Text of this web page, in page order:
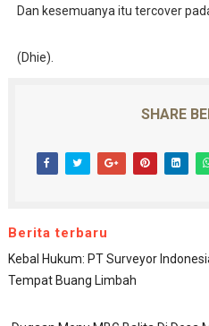
Dan kesemuanya itu tercover
(Dhie).
SHARE
Berita terbaru
Kebal Hukum: PT Surveyor
Tempat Buang Limbah